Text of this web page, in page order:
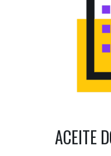
ACEITE